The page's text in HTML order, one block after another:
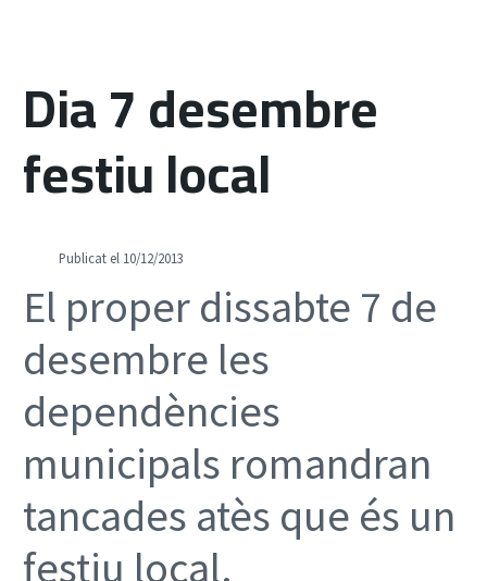
Dia 7 desembre
festiu local
Publicat el 10/12/2013
El proper dissabte 7 de
desembre les
dependències
municipals romandran
tancades atès que és un
festiu local.